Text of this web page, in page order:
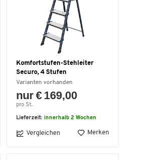
Komfortstufen-Stehleiter
Securo, 4 Stufen
Varianten vorhanden
nur € 169,00
pro St.
Lieferzeit: innerhalb 2 Wochen
Vergleichen Merken